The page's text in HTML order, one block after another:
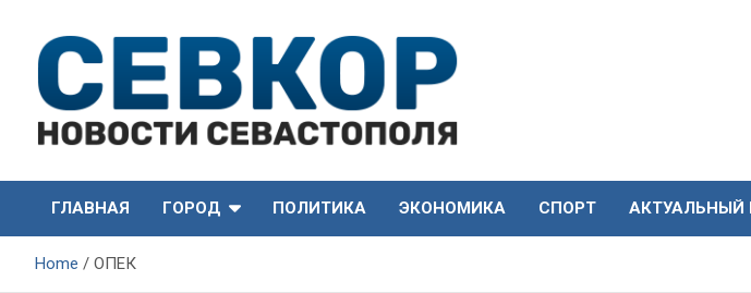
content
СевКор — Новости
Севастополя
Севастополя
ГЛАВНАЯ
ГОРОД ПОЛИТИКА ЭКОНОМИКА СПОРТ АКТУАЛЬНЫЙ
Home ОПЕК